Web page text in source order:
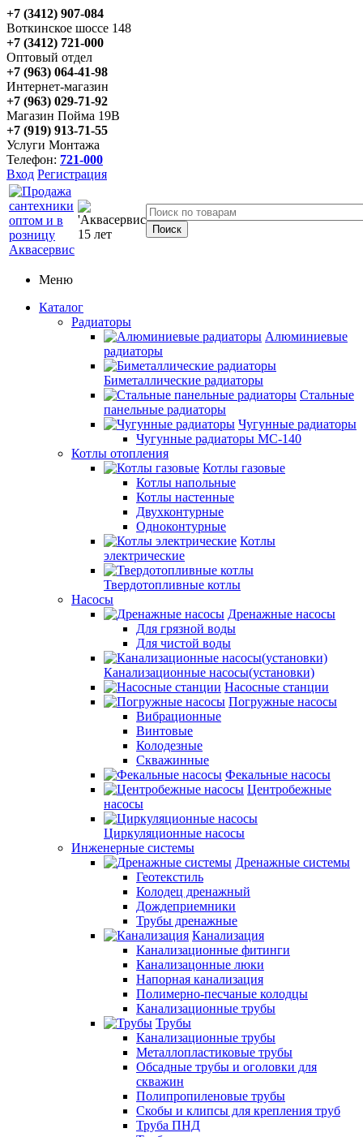
+7 (3412) 907-084
Воткинское шоссе 148
+7 (3412) 721-000
Оптовый отдел
+7 (963) 064-41-98
Интернет-магазин
+7 (963) 029-71-92
Магазин Пойма 19В
+7 (919) 913-71-55
Услуги Монтажа
Телефон: 721-000
Вход Регистрация
Меню
Каталог
Радиаторы
Алюминиевые
радиаторы
Биметаллические радиаторы
Стальные
панельные радиаторы
Чугунные радиаторы
Чугунные радиаторы МС-140
Котлы отопления
Котлы газовые
Котлы напольные
Котлы настенные
Двухконтурные
Одноконтурные
Котлы
электрические
Твердотопливные котлы
Насосы
Дренажные насосы
Для грязной воды
Для чистой воды
Канализационные насосы(установки)
Насосные станции
Погружные насосы
Вибрационные
Винтовые
Колодезные
Скважинные
Фекальные насосы
Центробежные
насосы
Циркуляционные насосы
Инженерные системы
Дренажные системы
Геотекстиль
Колодец дренажный
Дождеприемники
Трубы дренажные
Канализация
Канализационные фитинги
Канализацонные люки
Напорная канализация
Полимерно-песчаные колодцы
Канализационные трубы
Трубы
Канализационные трубы
Металлопластиковые трубы
Обсадные трубы и оголовки для
скважин
Полипропиленовые трубы
Скобы и клипсы для крепления труб
Труба ПНД